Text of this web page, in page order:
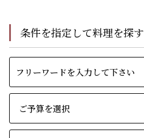
条件を指定して料理を探す